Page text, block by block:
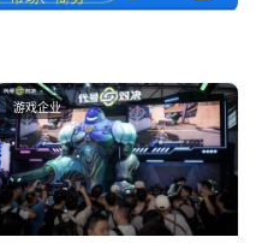
游戏企业